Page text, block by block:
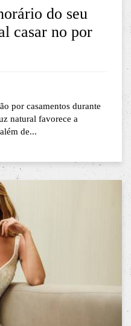
do seu
casar no por
por casamentos durante
natural favorece a
de...